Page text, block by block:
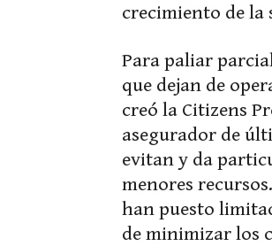
crecimiento de la
Para paliar
que dejan de
creó la Citizens
asegurador de
evitan y da
menores
han puesto
de minimizar los